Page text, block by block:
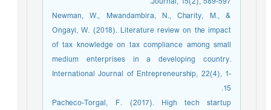
Newman, W., Mwandambira, N., Charity, M., &
Ongayi, W. (2018). Literature review on the impact
of tax knowledge on tax compliance among small
medium enterprises in a developing country.
International Journal of Entrepreneurship, 22(4), 1-
15.
Pacheco-Torgal, F. (2017). High tech startup